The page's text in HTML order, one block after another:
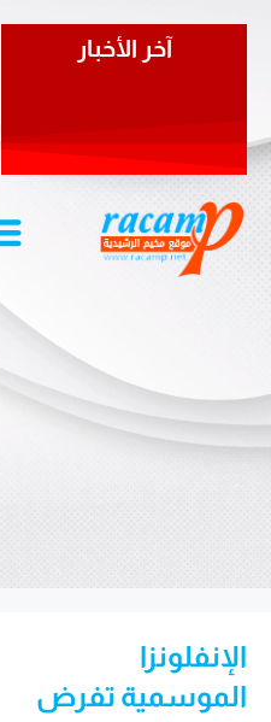
آخر الأخبار
الإنفلونزا
الموسمية تفرض